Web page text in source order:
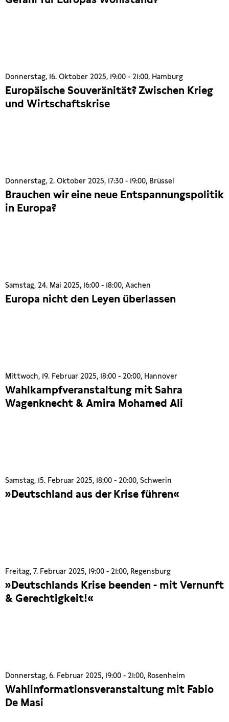
Donnerstag, 16. Oktober 2025, 19:00 - 21:00, Hamburg
Europäische Souveränität? Zwischen Krieg
und Wirtschaftskrise
Donnerstag, 2. Oktober 2025, 17:30 - 19:00, Brüssel
Brauchen wir eine neue Entspannungspolitik
in Europa?
Samstag, 24. Mai 2025, 16:00 - 18:00, Aachen
Europa nicht den Leyen überlassen
Mittwoch, 19. Februar 2025, 18:00 - 20:00, Hannover
Wahlkampfveranstaltung mit Sahra
Wagenknecht & Amira Mohamed Ali
Samstag, 15. Februar 2025, 18:00 - 20:00, Schwerin
»Deutschland aus der Krise führen«
Freitag, 7. Februar 2025, 19:00 - 21:00, Regensburg
»Deutschlands Krise beenden - mit Vernunft
& Gerechtigkeit!«
Donnerstag, 6. Februar 2025, 19:00 - 21:00, Rosenheim
Wahlinformationsveranstaltung mit Fabio
De Masi